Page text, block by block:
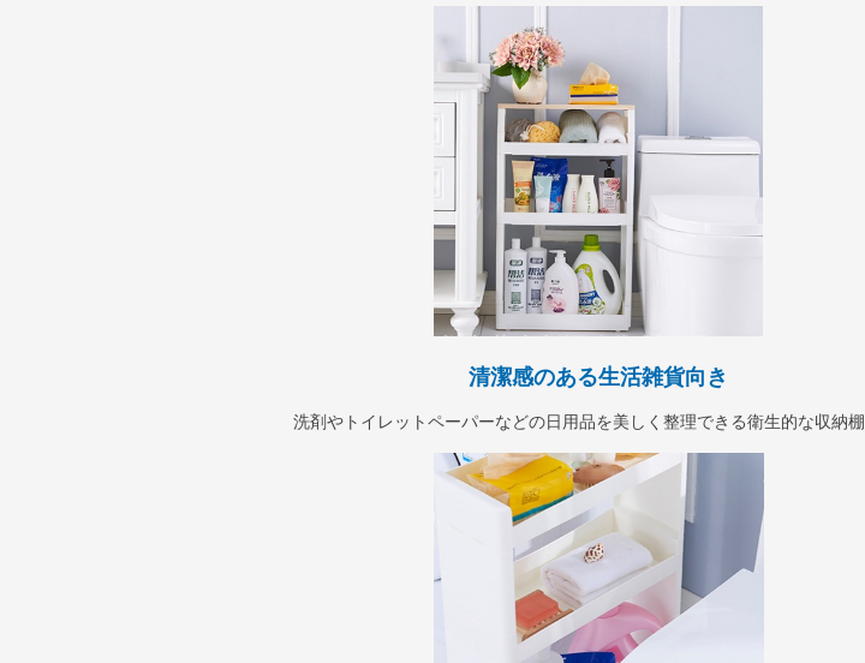
清潔感のある生活雑貨向き
洗剤やトイレットペーパーなどの日用品を美しく整理できる衛生的な収納棚